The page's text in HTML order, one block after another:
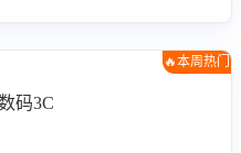
🔥本周热门
码3C